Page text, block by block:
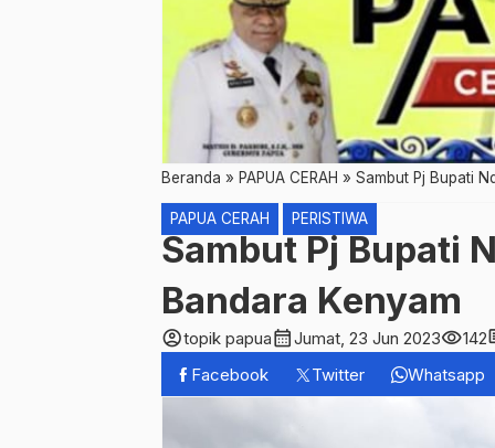
Beranda » PAPUA CERAH » Sambut Pj Bupati
PAPUA CERAH PERISTIWA
Sambut Pj Bupati
Bandara Kenyam
account_circletopik papuacalendar_monthJumat, 23 Jun 2023visibility142
Facebook
Twitter Whatsapp